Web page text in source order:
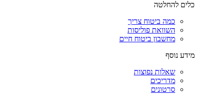
כלים להחלטה
כמה ביטוח צריך
השוואת פוליסות
מחשבון ביטוח חיים
מידע נוסף
שאלות נפוצות
מדריכים
סרטונים